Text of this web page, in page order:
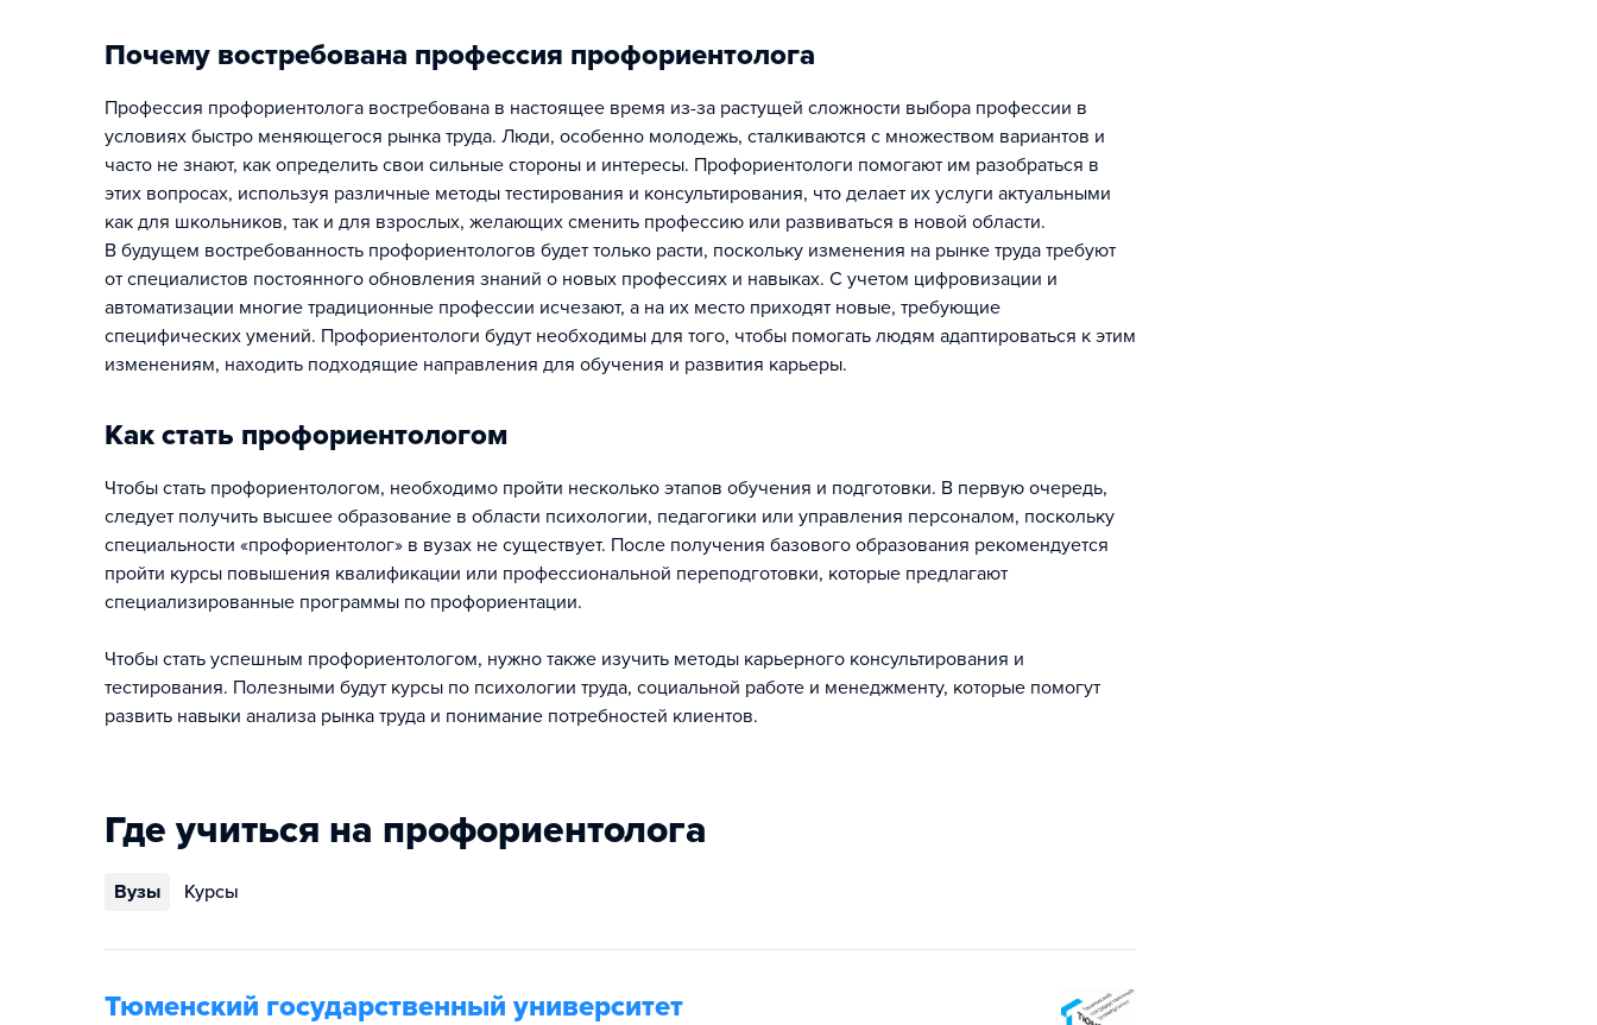
Почему востребована профессия профориентолога
Профессия профориентолога востребована в настоящее время из-за растущей сложности выбора профессии в
условиях быстро меняющегося рынка труда. Люди, особенно молодежь, сталкиваются с множеством вариантов и
часто не знают, как определить свои сильные стороны и интересы. Профориентологи помогают им разобраться в
этих вопросах, используя различные методы тестирования и консультирования, что делает их услуги актуальными
как для школьников, так и для взрослых, желающих сменить профессию или развиваться в новой области.
В будущем востребованность профориентологов будет только расти, поскольку изменения на рынке труда требуют
от специалистов постоянного обновления знаний о новых профессиях и навыках. С учетом цифровизации и
автоматизации многие традиционные профессии исчезают, а на их место приходят новые, требующие
специфических умений. Профориентологи будут необходимы для того, чтобы помогать людям адаптироваться к этим
изменениям, находить подходящие направления для обучения и развития карьеры.
Как стать профориентологом
Чтобы стать профориентологом, необходимо пройти несколько этапов обучения и подготовки. В первую очередь,
следует получить высшее образование в области психологии, педагогики или управления персоналом, поскольку
специальности «профориентолог» в вузах не существует. После получения базового образования рекомендуется
пройти курсы повышения квалификации или профессиональной переподготовки, которые предлагают
специализированные программы по профориентации.
Чтобы стать успешным профориентологом, нужно также изучить методы карьерного консультирования и
тестирования. Полезными будут курсы по психологии труда, социальной работе и менеджменту, которые помогут
развить навыки анализа рынка труда и понимание потребностей клиентов.
Где учиться на профориентолога
Вузы Курсы
Тюменский государственный университет